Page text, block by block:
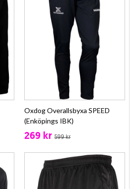
Oxdog Overallsbyxa SPEED
(Enköpings IBK)
269 kr 599 kr